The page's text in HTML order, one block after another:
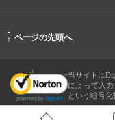
-
↑ ページの先頭へ
当サイトは
によって入
という暗号化